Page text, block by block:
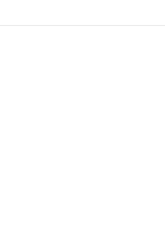
服務後，再付款。
帳流程】
先享後付」後，將跳
將收到繳費通知簡訊。
14天內，點擊此簡訊中的
方式進行付款，方視為交
含以上)免運費
含以上)免運費